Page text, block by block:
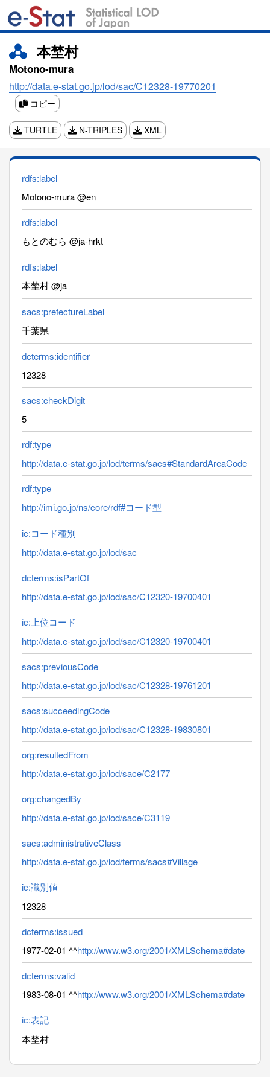
本埜村
Motono-mura
http://data.e-stat.go.jp/lod/sac/C12328-19770201
コピー
TURTLE N-TRIPLES XML
rdfs:label
Motono-mura @en
rdfs:label
もとのむら @ja-hrkt
rdfs:label
本埜村 @ja
sacs:prefectureLabel
千葉県
dcterms:identifier
12328
sacs:checkDigit
5
rdf:type
http://data.e-stat.go.jp/lod/terms/sacs#StandardAreaCode
rdf:type
http://imi.go.jp/ns/core/rdf#コード型
ic:コード種別
http://data.e-stat.go.jp/lod/sac
dcterms:isPartOf
http://data.e-stat.go.jp/lod/sac/C12320-19700401
ic:上位コード
http://data.e-stat.go.jp/lod/sac/C12320-19700401
sacs:previousCode
http://data.e-stat.go.jp/lod/sac/C12328-19761201
sacs:succeedingCode
http://data.e-stat.go.jp/lod/sac/C12328-19830801
org:resultedFrom
http://data.e-stat.go.jp/lod/sace/C2177
org:changedBy
http://data.e-stat.go.jp/lod/sace/C3119
sacs:administrativeClass
http://data.e-stat.go.jp/lod/terms/sacs#Village
ic:識別値
12328
dcterms:issued
1977-02-01 ^^http://www.w3.org/2001/XMLSchema#date
dcterms:valid
1983-08-01 ^^http://www.w3.org/2001/XMLSchema#date
ic:表記
本埜村